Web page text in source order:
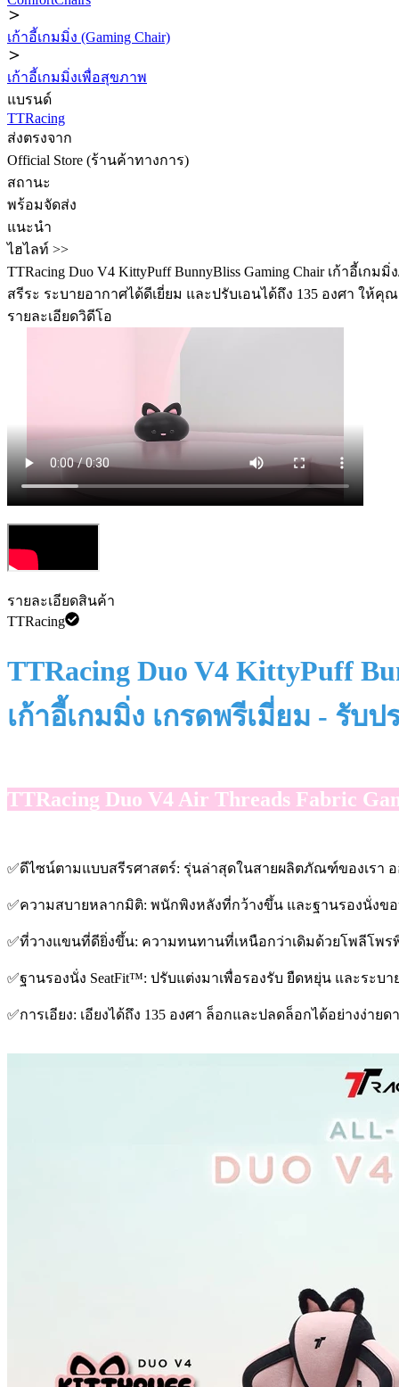
เก้าอี้เกมมิ่ง (Gaming Chair)
เก้าอี้เกมมิ่งเพื่อสุขภาพ
แบรนด์
TTRacing
ส่งตรงจาก
Official Store (ร้านค้าทางการ)
สถานะ
พร้อมจัดส่ง
แนะนำ
ไฮไลท์ >>
TTRacing Duo V4 KittyPuff BunnyBliss Gaming Chair เก้า
สรีระ ระบายอากาศได้ดีเยี่ยม และปรับเอนได้ถึง 135 องศา ใ
รายละเอียดวิดีโอ
รายละเอียดสินค้า
TTRacing
TTRacing Duo V4 KittyPuff
เก้าอี้เกมมิ่ง เกรดพรีเมี่ยม - รับ
TTRacing Duo V4 Air Threads Fabric
✅ดีไซน์ตามแบบสรีรศาสตร์: รุ่นล่าสุดในสายผลิตภัณฑ์ของเรา
✅ความสบายหลากมิติ: พนักพิงหลังที่กว้างขึ้น และฐานรองนั่ง
✅ที่วางแขนที่ดียิ่งขึ้น: ความทนทานที่เหนือกว่าเดิมด้วยโพลีโพ
✅ฐานรองนั่ง SeatFit™: ปรับแต่งมาเพื่อรองรับ ยืดหยุ่น และระ
✅การเอียง: เอียงได้ถึง 135 องศา ล็อกและปลดล็อกได้อย่างง่าย